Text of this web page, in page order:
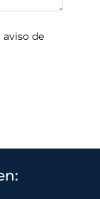
aviso de